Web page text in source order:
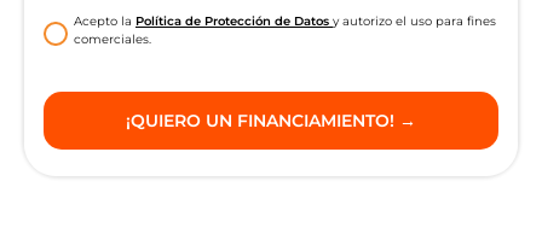
Acepto la Política de Protección de Datos y autorizo el uso para fines
comerciales.